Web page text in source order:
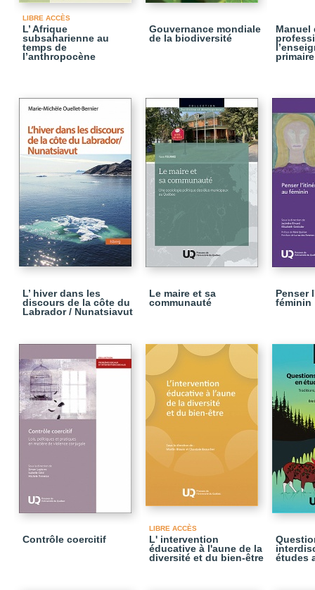
LIBRE ACCÈS
L’ Afrique
subsaharienne au
temps de
l’anthropocène
Gouvernance mondiale
de la biodiversité
Manuel
primaire
L’ hiver dans les
discours de la côte du
Labrador / Nunatsiavut
Le maire et sa
communauté
Penser
féminin
Contrôle coercitif
LIBRE ACCÈS
L' intervention
éducative à l'aune de la
diversité et du bien-être
études